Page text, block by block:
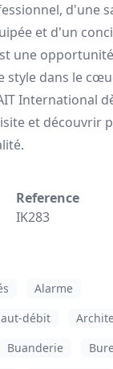
d'une
et d'un
une
style dans le
International
et découvrir
Reference
IK283
Alarme
débit
Buanderie